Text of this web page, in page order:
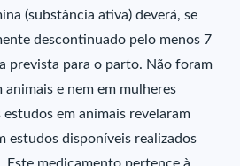
(substância ativa) deverá, se
descontinuado pelo menos 7
prevista para o parto. Não foram
animais e nem em mulheres
em animais revelaram
estudos disponíveis realizados